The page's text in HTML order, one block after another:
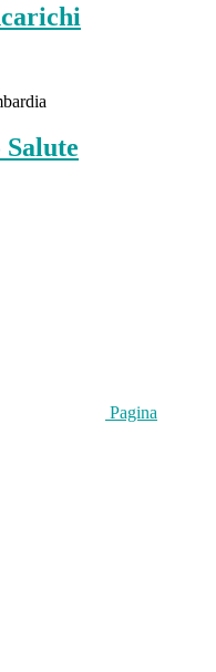
Salute
Pagina